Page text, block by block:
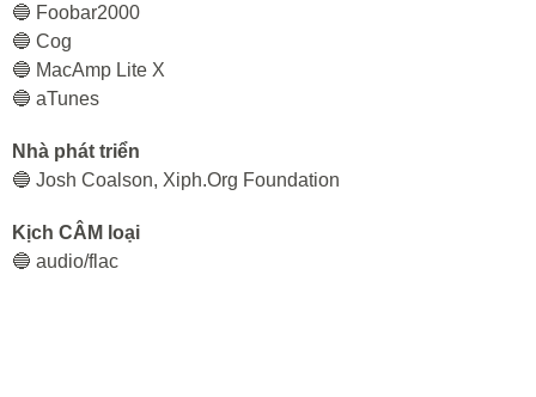
🔵 Foobar2000
🔵 Cog
🔵 MacAmp Lite X
🔵 aTunes
Nhà phát triển
🔵 Josh Coalson, Xiph.Org Foundation
Kịch CÂM loại
🔵 audio/flac